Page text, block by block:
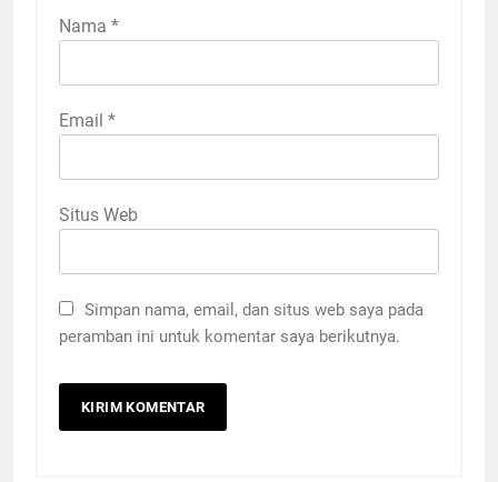
Nama *
Email *
Situs Web
Simpan nama, email, dan situs web saya pada
peramban ini untuk komentar saya berikutnya.